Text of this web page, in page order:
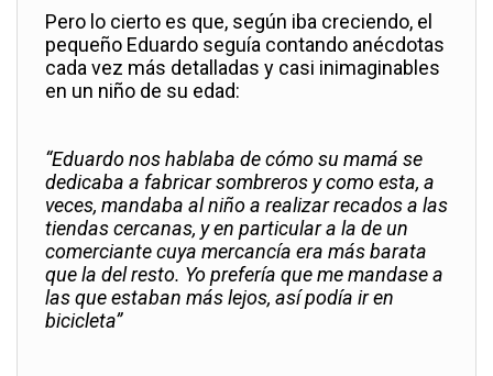
Pero lo cierto es que, según iba creciendo, el
pequeño Eduardo seguía contando anécdotas
cada vez más detalladas y casi inimaginables
en un niño de su edad:
“Eduardo nos hablaba de cómo su mamá se
dedicaba a fabricar sombreros y como esta, a
veces, mandaba al niño a realizar recados a las
tiendas cercanas, y en particular a la de un
comerciante cuya mercancía era más barata
que la del resto. Yo prefería que me mandase a
las que estaban más lejos, así podía ir en
bicicleta”